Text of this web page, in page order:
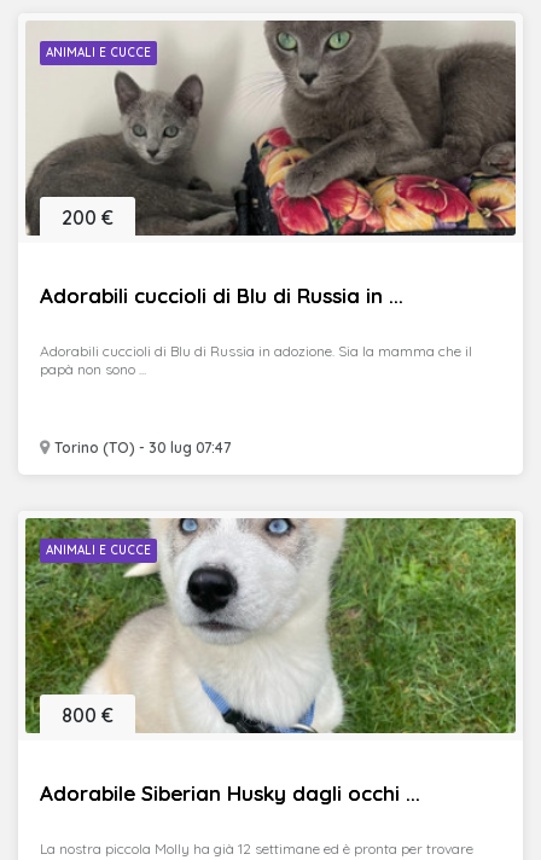
ANIMALI E CUCCE
Adorabili cuccioli di Blu di Russia in ...
Torino (TO) - 30 lug 07:47
200 €
Adorabili cuccioli di Blu di Russia in adozione. Sia la mamma che il
papà non sono ...
ANIMALI E CUCCE
Adorabile Siberian Husky dagli occhi ...
800 €
La nostra piccola Molly ha già 12 settimane ed è pronta per trovare